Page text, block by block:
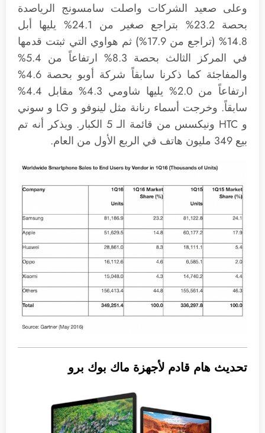
وعلى صعيد الشركات واصلت سامسونج الرياصدة
بحصة 23.2% بتراجع صغير من 24.1% يليها أبل
14.8% (تراجع من 17.9%) ثم هواوي التي ثبتت قدمها
في المركز الثالث بحصة 8.3% ارتفاعاً من 5.4%
والمفاجئة كما ذكرنا سابقاً شركة أوبو بحصة 4.6%
ارتفاعاً من 2.0% يليها شاومي 4.3% مقابل 4.4%
سابقاً. وخرجت أسماء رنانة مثل لينوفو و LG و سوني
و HTC ونيكسس من قائمة الـ 5 الكبار. ويذكر أنه تم
بيع 349 مليون هاتف في الربع الأول من العام.
تحديث هام قادم لأجهزة ماك بوك برو